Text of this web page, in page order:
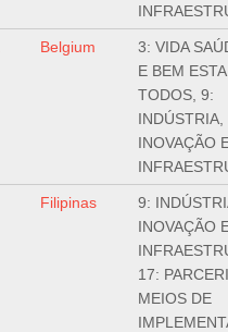
Belgium
3: VIDA
E BEM
TODOS, 9:
INDÚSTRIA,
INOVAÇÃO
Filipinas
9:
INOVAÇÃO
17:
MEIOS DE